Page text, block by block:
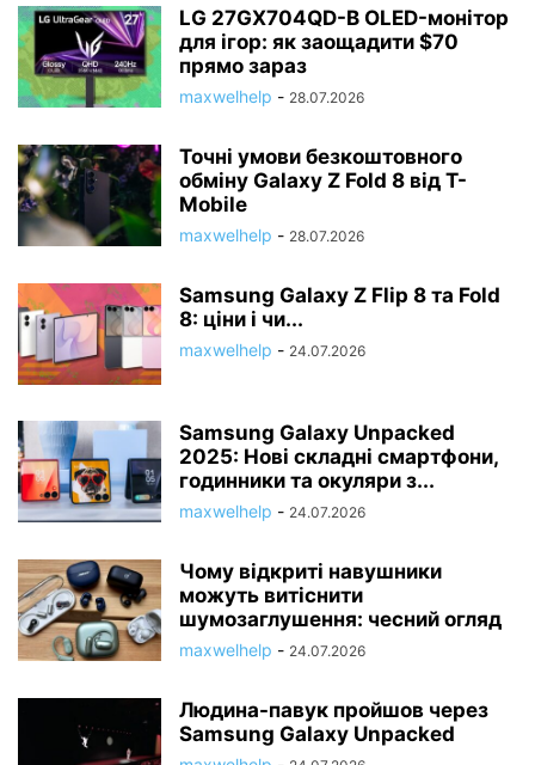
LG 27GX704QD-B OLED-монітор
для ігор: як заощадити $70
прямо зараз
maxwelhelp - 28.07.2026
Точні умови безкоштовного
обміну Galaxy Z Fold 8 від T-
Mobile
maxwelhelp - 28.07.2026
Samsung Galaxy Z Flip 8 та Fold
8: ціни і чи...
maxwelhelp - 24.07.2026
Samsung Galaxy Unpacked
2025: Нові складні смартфони,
годинники та окуляри з...
maxwelhelp - 24.07.2026
Чому відкриті навушники
можуть витіснити
шумозаглушення: чесний огляд
maxwelhelp - 24.07.2026
Людина-павук пройшов через
Samsung Galaxy Unpacked